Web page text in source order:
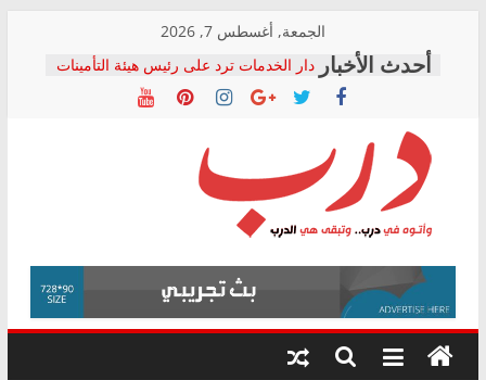
content
الجمعة, أغسطس 7, 2026
دار الخدمات ترد على رئيس هيئة التأمينات
بعد مؤتمره الصحفي: إنكار الأزمة لا ينهي
معاناة أصحاب المعاشات.. ونطالب بكشف
فرحات سليمان يكتب: القطاع الصحي إلى
أين؟
حزب التحالف الشعبي يطلق لجنة “الحق
في الصحة” بالإسكندرية لرصد الانتهاكات
ودعم المرضى
الوزاري لمدينة الصحفيين.. وانتهاء أعمال
إنشاء المبنى الإداري
المجلس القومي لحقوق الإنسان يعلن
متابعة قضية الدكتور محمد زهران.. ويؤكد:
قرينة البراءة وضمانات المحاكمة العادلة
درب
وأتوه
درب..
وتبقى
هي